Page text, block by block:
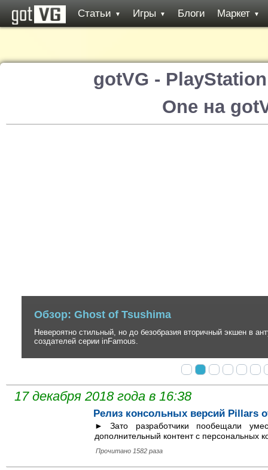
Статьи ▼ Игры ▼ Блоги Маркет ▼
gotVG -
One на
Обзор: Ghost of Tsushima
Невероятно стильный, но до безобразия вторичный экшен в
создателей серии inFamous.
17 декабря 2018 года в 16:38
Релиз консольных версий Pillars
► Зато разработчики пообещали
дополнительный контент с персональных
Прочитано 1582 раза